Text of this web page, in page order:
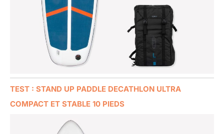
TEST : STAND UP PADDLE DECATHLON ULTRA
COMPACT ET STABLE 10 PIEDS